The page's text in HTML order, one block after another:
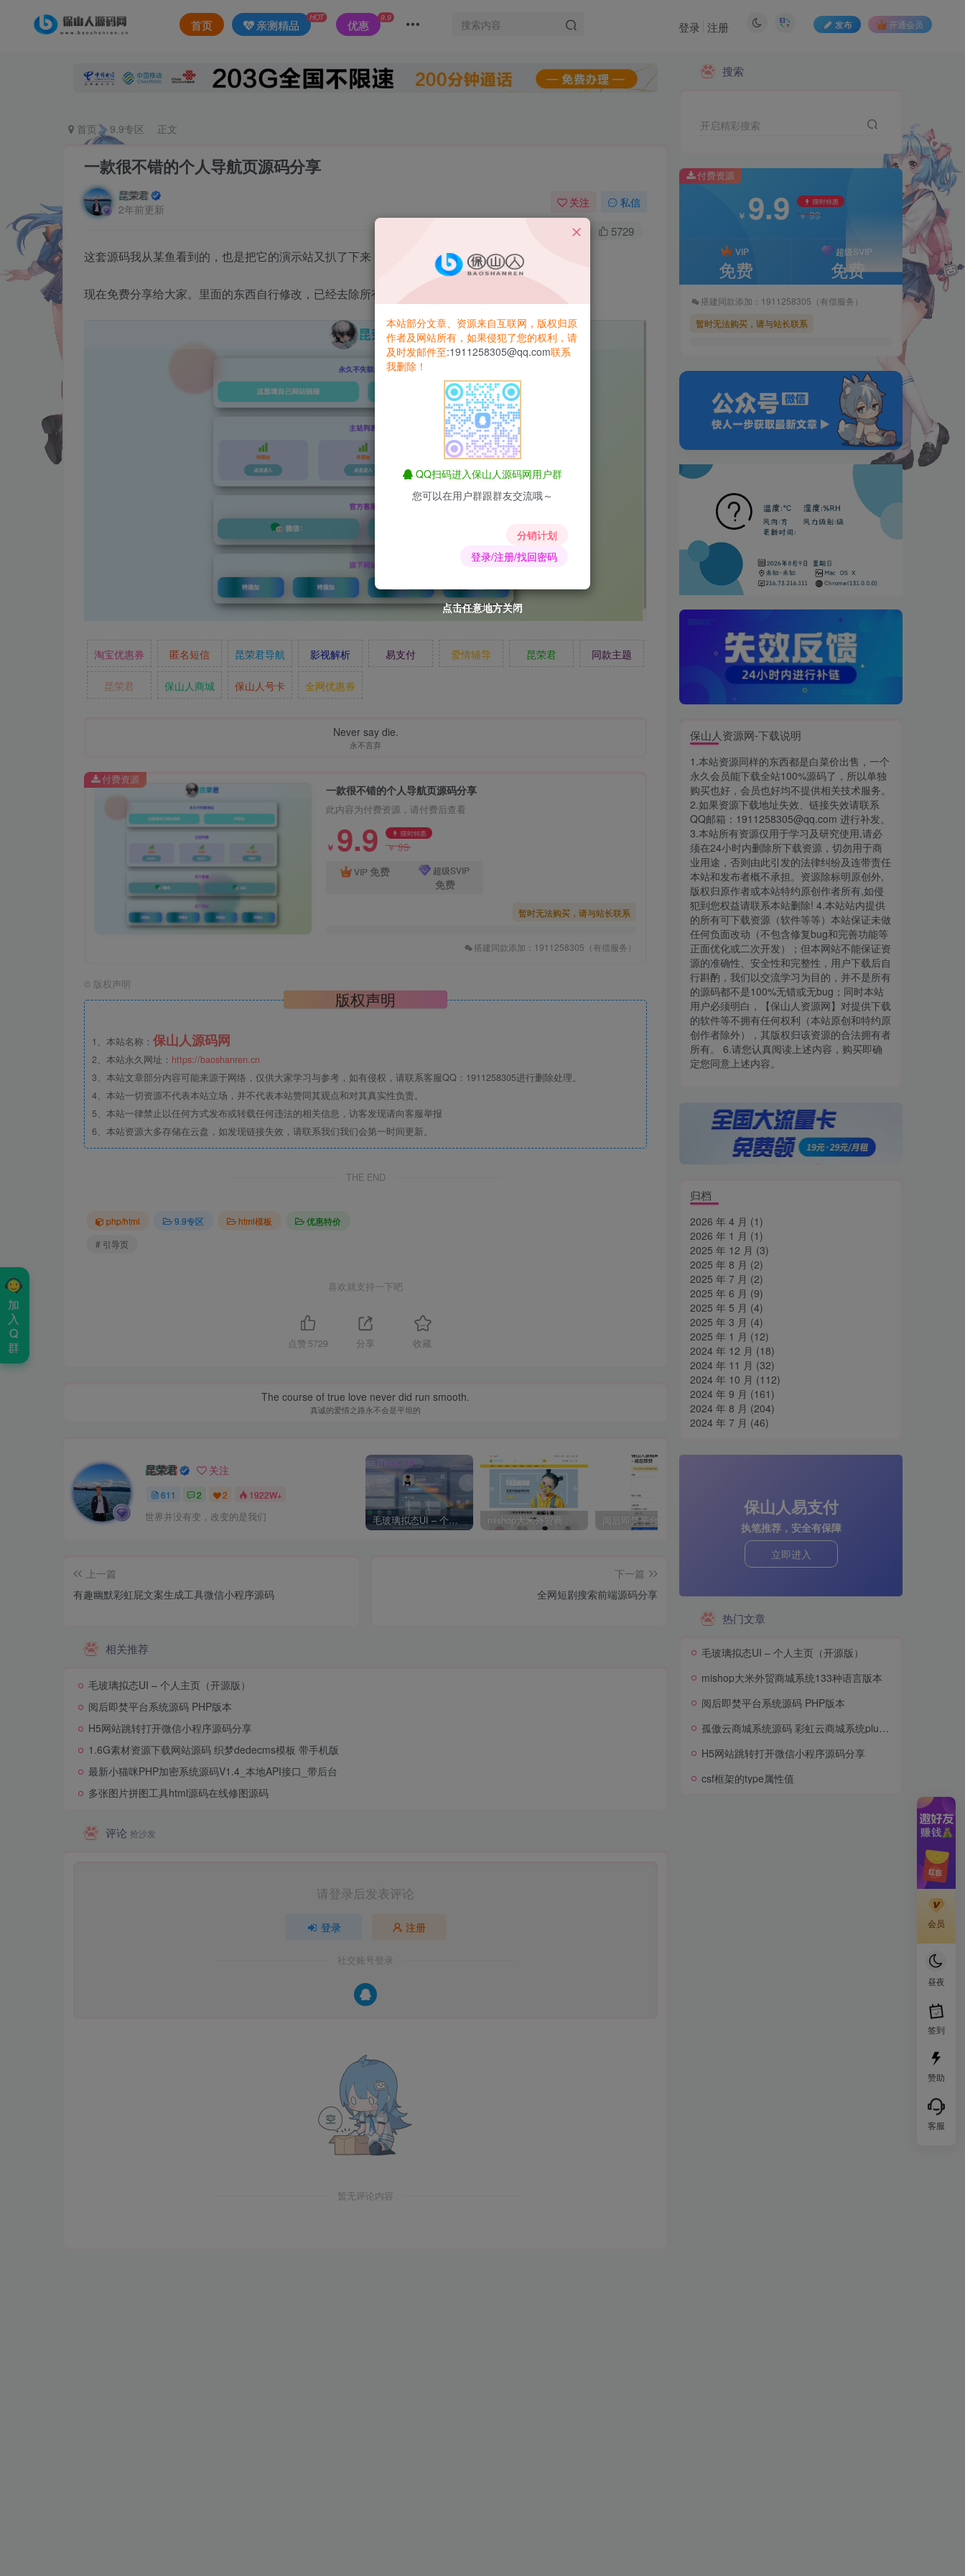
首页 亲测精品
HOT
优惠
9.9
发布 开通会员
登录 注册
首页 9.9专区 正文
一款很不错的个人导航页源码分享
昆荣君
2年前更新
关注 私信
2W+ 5729
这套源码我从某鱼看到的，也是把它的演示站又扒了下来，
现在免费分享给大家。里面的东西自行修改，已经去除所有联系方式。[吐舌][玫瑰]
淘宝优惠券 匿名短信 昆荣君导航 影视解析 易支付 爱情辅导 昆荣君 同款主题
昆荣君 保山人商城 保山人号卡 全网优惠券
Never say die.
永不言弃
一款很不错的个人导航页源码分享
此内容为付费资源，请付费后查看
￥ 9.9 限时特惠
￥99
VIP 免费 超级SVIP
免费
暂时无法购买，请与站长联系
搭建同款添加：1911258305（有偿服务）
付费资源
© 版权声明
版权声明
1、本站名称： 保山人源码网
2、本站永久网址： https://baoshanren.cn
3、本站文章部分内容可能来源于网络，仅供大家学习与参考，如有侵权，请联系客服QQ：1911258305进行删除处理。
4、本站一切资源不代表本站立场，并不代表本站赞同其观点和对其真实性负责。
5、本站一律禁止以任何方式发布或转载任何违法的相关信息，访客发现请向客服举报
6、本站资源大多存储在云盘，如发现链接失效，请联系我们我们会第一时间更新。
THE END
php/html 9.9专区 html模板
优惠特价
# 引导页
喜欢就支持一下吧
点赞 5729 分享 收藏
The course of true love never did run smooth.
真诚的爱情之路永不会是平坦的
昆荣君 关注
611 2 2 1922W+
世界并没有变，改变的是我们 毛玻璃拟态UI – 个人主页（开源版） mishop大米外贸商城系统133种语言版本 孤傲云商城系统源码 彩虹云商城系统plus史诗级增强版
上一篇
有趣幽默彩虹屁文案生成工具微信小程序源码
下一篇
全网短剧搜索前端源码分享
相关推荐
毛玻璃拟态UI – 个人主页（开源版）
阅后即焚平台系统源码 PHP版本
H5网站跳转打开微信小程序源码分享
1.6G素材资源下载网站源码 织梦dedecms模板 带手机版
最新小猫咪PHP加密系统源码V1.4_本地API接口_带后台
多张图片拼图工具html源码在线修图源码
评论 抢沙发
请登录后发表评论
登录 注册
社交账号登录
暂无评论内容
付费资源
免费 免费
搭建同款添加：1911258305（有偿服务）
暂时无法购买，请与站长联系
搜索
开启精彩搜索
付费资源
￥ 9.9 限时特惠
￥99
VIP
免费
超级SVIP
免费
搭建同款添加：1911258305（有偿服务）
暂时无法购买，请与站长联系
保山人资源网-下载说明
1.本站资源同样的东西都是白菜价出售，一个
永久会员能下载全站100%源码了，所以单独
购买也好，会员也好均不提供相关技术服务。
2.如果资源下载地址失效、链接失效请联系
QQ邮箱：1911258305@qq.com 进行补发。
3.本站所有资源仅用于学习及研究使用,请必
须在24小时内删除所下载资源，切勿用于商
业用途，否则由此引发的法律纠纷及连带责任
本站和发布者概不承担。资源除标明原创外,
版权归原作者或本站特约原创作者所有,如侵
犯到您权益请联系本站删除! 4.本站站内提供
的所有可下载资源（软件等等）本站保证未做
任何负面改动（不包含修复bug和完善功能等
正面优化或二次开发）；但本网站不能保证资
源的准确性、安全性和完整性，用户下载后自
行斟酌，我们以交流学习为目的，并不是所有
的源码都不是100%无错或无bug；同时本站
用户必须明白，【保山人资源网】对提供下载
的软件等不拥有任何权利（本站原创和特约原
创作者除外），其版权归该资源的合法拥有者
所有。 6.请您认真阅读上述内容，购买即确
定您同意上述内容。
归档
2026 年 4 月 (1)
2026 年 1 月 (1)
2025 年 12 月 (3)
2025 年 8 月 (2)
2025 年 7 月 (2)
2025 年 6 月 (9)
2025 年 5 月 (4)
2025 年 3 月 (4)
2025 年 1 月 (12)
2024 年 12 月 (18)
2024 年 11 月 (32)
2024 年 10 月 (112)
2024 年 9 月 (161)
2024 年 8 月 (204)
2024 年 7 月 (46)
保山人易支付
执笔推荐，安全有保障
立即进入
热门文章
毛玻璃拟态UI – 个人主页（开源版）
mishop大米外贸商城系统133种语言版本
阅后即焚平台系统源码 PHP版本
孤傲云商城系统源码 彩虹云商城系统plus史诗级增强版
H5网站跳转打开微信小程序源码分享
csf框架的type属性值
点击任意地方关闭
点击任意地方关闭
点击任意地方关闭
点击任意地方关闭
点击任意地方关闭
点击任意地方关闭
点击任意地方关闭
本站部分文章、资源来自互联网，版权归原
作者及网站所有，如果侵犯了您的权利，请
及时发邮件至:1911258305@qq.com联系
我删除！
QQ扫码进入保山人源码网用户群
您可以在用户群跟群友交流哦～
分销计划
登录/注册/找回密码
会员
昼夜
签到
赞助
客服
加
入
Q
群